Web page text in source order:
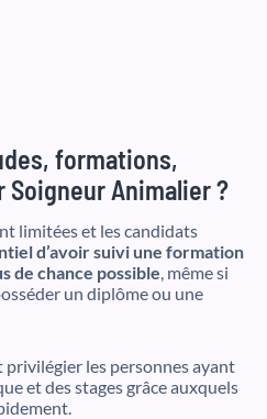
formations,
Animalier ?
limitées et les candidats
d’avoir suivi une formation
de chance possible , même si
un diplôme ou une
les personnes ayant
et des stages grâce auxquels